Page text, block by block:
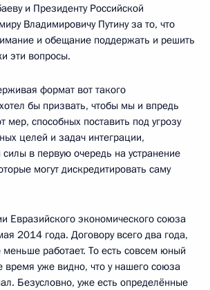
и Президенту Российской
Владимировичу Путину за то, что
и обещание поддержать и решить
эти вопросы.
формат вот такого
бы призвать, чтобы мы и впредь
мер, способных поставить под угрозу
целей и задач интеграции,
силы в первую очередь на устранение
могут дискредитировать саму
Евразийского экономического союза
2014 года. Договору всего два года,
работает. То есть совсем юный
время уже видно, что у нашего союза
Безусловно, уже есть определённые